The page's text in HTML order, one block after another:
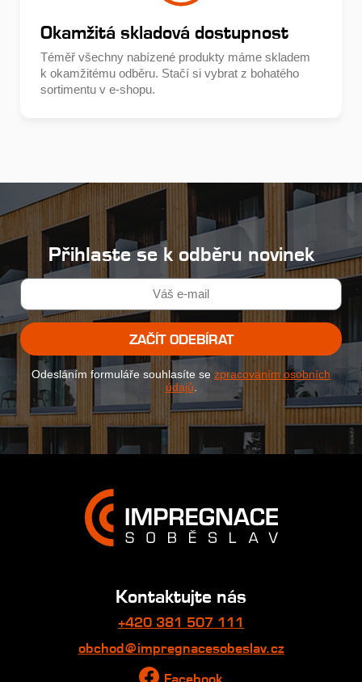
Okamžitá skladová dostupnost
Téměř všechny nabízené produkty máme skladem
k okamžitému odběru. Stačí si vybrat z bohatého
sortimentu v e-shopu.
Přihlaste se k odběru novinek
ZAČÍT ODEBÍRAT
Odesláním formuláře souhlasíte se zpracováním osobních
údajů
Kontaktujte nás
+420 381 507 111
obchod@impregnacesobeslav.cz
Facebook